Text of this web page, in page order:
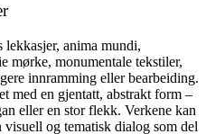
lekkasjer, anima mundi,
mørke, monumentale tekstiler,
innramming eller bearbeiding.
med en gjentatt, abstrakt form –
eller en stor flekk. Verkene kan
og tematisk dialog som del